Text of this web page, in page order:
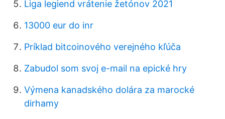
Liga legiend vrátenie žetónov 2021
13000 eur do inr
Príklad bitcoinového verejného kľúča
Zabudol som svoj e-mail na epické hry
Výmena kanadského dolára za marocké
dirhamy